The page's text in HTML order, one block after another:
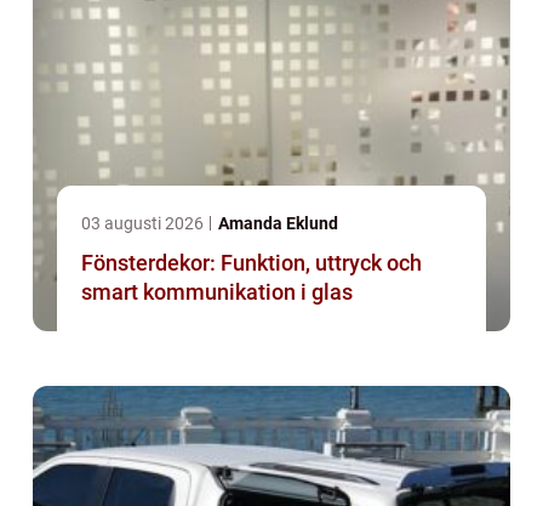
03 augusti 2026 Amanda Eklund
Fönsterdekor: Funktion, uttryck och
smart kommunikation i glas